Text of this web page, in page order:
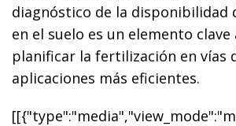
diagnóstico de la disponibilidad
en el suelo es un elemento
planificar la fertilización en vías
aplicaciones más eficientes.